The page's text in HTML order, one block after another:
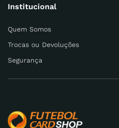
Escreva uma avaliação
Institucional
Quem Somos
Trocas ou Devoluções
Segurança